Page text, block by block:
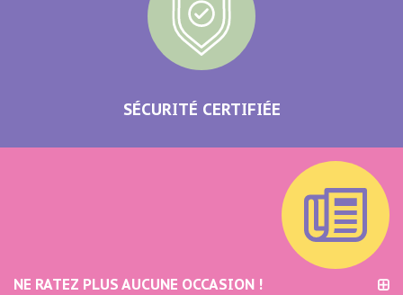
SÉCURITÉ CERTIFIÉE
NE RATEZ PLUS AUCUNE OCCASION !